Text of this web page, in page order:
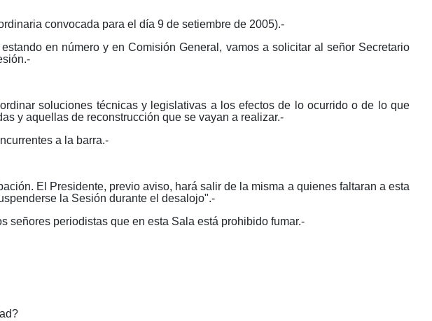
convocada para el día 9 de setiembre de 2005).-
en número y en Comisión General, vamos a solicitar al señor Secretario
soluciones técnicas y legislativas a los efectos de lo ocurrido o de lo que
y aquellas de reconstrucción que se vayan a realizar.-
a la barra.-
El Presidente, previo aviso, hará salir de la misma a quienes faltaran a esta
la Sesión durante el desalojo".-
señores periodistas que en esta Sala está prohibido fumar.-